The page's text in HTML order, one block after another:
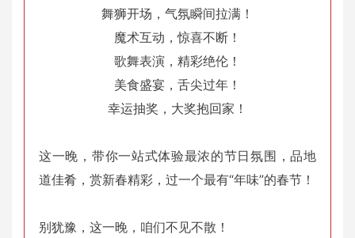
舞狮开场，气氛瞬间拉满！
魔术互动，惊喜不断！
歌舞表演，精彩绝伦！
美食盛宴，舌尖过年！
幸运抽奖，大奖抱回家！
这一晚，带你一站式体验最浓的节日氛围，品地
道佳肴，赏新春精彩，过一个最有“年味”的春节！
别犹豫，这一晚，咱们不见不散！